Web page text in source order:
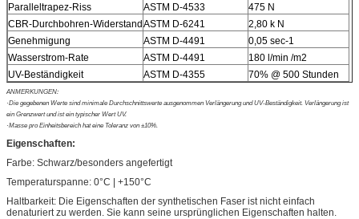
Paralleltrapez-Riss
ASTM D-4533
475 N
CBR-Durchbohren-WiderstandASTM D-6241
2,80 k N
Genehmigung
ASTM D-4491
0,05 sec-1
Wasserstrom-Rate
ASTM D-4491
180 l/min /m2
UV-Beständigkeit
ASTM D-4355 70% @ 500 Stunden
ANMERKUNGEN:
·Die gegebenen Werte sind minimale Durchschnittswerte ausgenommen Verlängerung und UV-Beständigkeit. Verlängerung ist
ein Grenzwert und ist ein typischer Wert UV.
·Masse pro Einheitsbereich hat eine Toleranz von ±10%.
Eigenschaften:
Farbe: Schwarz/besonders angefertigt
Temperaturspanne: 0°C | +150°C
Haltbarkeit: Die Eigenschaften der synthetischen Faser ist nicht einfach
denaturiert zu werden. Sie kann seine ursprünglichen Eigenschaften halten.